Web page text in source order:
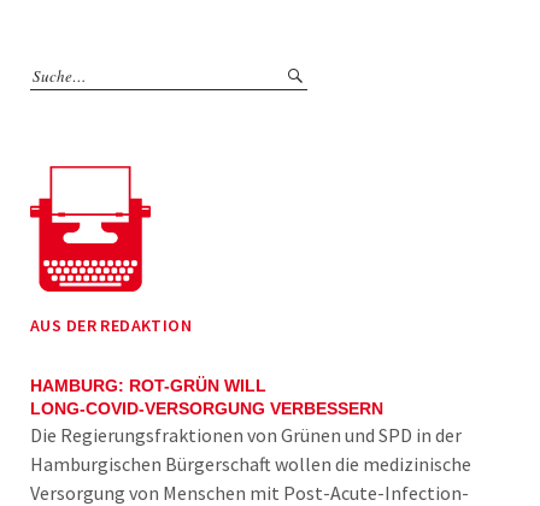
AUS DER REDAKTION
HAMBURG: ROT-GRÜN WILL
LONG-COVID-VERSORGUNG VERBESSERN
Die Regierungsfraktionen von Grünen und SPD in der
Hamburgischen Bürgerschaft wollen die medizinische
Versorgung von Menschen mit Post-Acute-Infection-